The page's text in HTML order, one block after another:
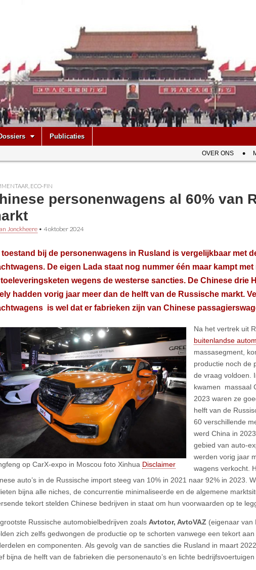
Publicaties
OVER ONS
ECO-FIN
personenwagens al 60% van
Jonckheere • 4 oktober 2024
toestand bij de personenwagens in Rusland is vergelijkbaar met
De eigen Lada staat nog nummer één maar kampt
wegens de westerse sancties. De Chinese drie
hadden vorig jaar meer dan de helft van de Russische markt.
is wel dat er fabrieken zijn van Chinese
op CarX-expo in Moscou foto Xinhua Disclaimer
Na het vertrek uit
buitenlandse
massasegment,
productie noch de
de vraag voldoen.
kwamen massaal
2023 waren ze
helft van de
60 verschillende
werd China in
gebied van auto-
werden vorig jaar
wagens verkocht.
auto’s in de Russische import steeg van 10% in 2021 naar 92% in 2023.
bijna alle niches, de concurrentie minimaliseerde en de algemene
tekort stelden Chinese bedrijven in staat om hun voorwaarden op te
Russische automobielbedrijven zoals Avtotor, AvtoVAZ (eigenaar
zich zelfs gedwongen de productie op te schorten vanwege een tekort
en componenten. Als gevolg van de sancties die Rusland in maart
bijna de helft van de fabrieken die personenauto’s en lichte